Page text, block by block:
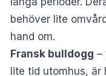
behöver lite
hand om.
Fransk bulldogg –
lite tid utomhus,